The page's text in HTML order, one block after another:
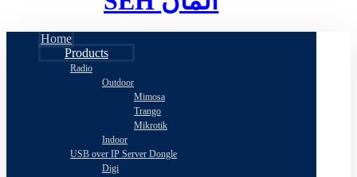
Home
Products
Radio
Outdoor
Mimosa
Trango
Mikrotik
Indoor
USB over IP Server Dongle
Digi